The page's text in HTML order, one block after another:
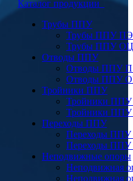
Каталог продукции
Трубы ППУ
Трубы ППУ ПЭ
Трубы ППУ ОЦ
Отводы ППУ
Отводы ППУ
Отводы ППУ
Тройники ППУ
Тройники
Тройники
Переходы ППУ
Переходы
Переходы
Неподвижные опоры
Неподвижная
Неподвижная